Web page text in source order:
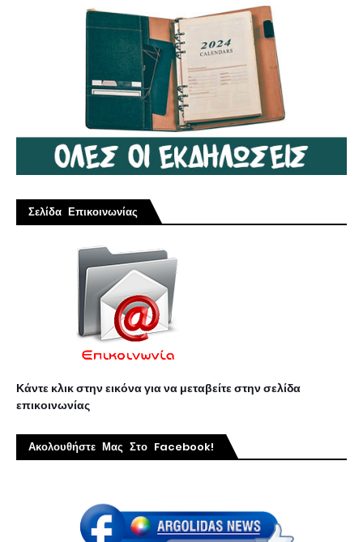
Σελίδα Επικοινωνίας
Κάντε κλικ στην εικόνα για να μεταβείτε στην σελίδα
επικοινωνίας
Ακολουθήστε Μας Στο Facebook!